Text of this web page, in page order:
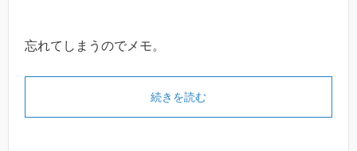
忘れてしまうのでメモ。
続きを読む